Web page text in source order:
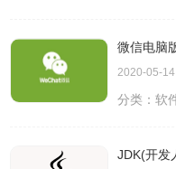
微信电脑
2020-05-14
分类：软
JDK(开发